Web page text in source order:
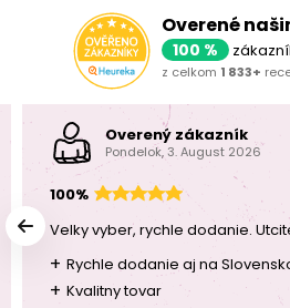
Overené
100 %
z celkom 1 833+
Overený zákazník
Pondelok, 3. August 2026
100%
Velky vyber, rychle dodanie.
+ Rychle dodanie aj na
+ Kvalitny tovar